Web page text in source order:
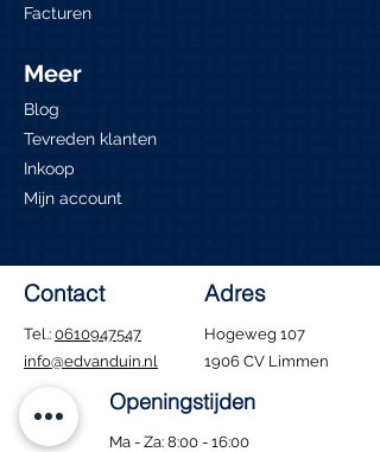
Facturen
Meer
Blog
Tevreden klanten
Inkoop
Mijn account
Contact
Tel.: 0610947547
info@edvanduin.nl
Adres
Hogeweg 107
1906 CV Limmen
Openingstijden
Ma - Za: 8:00 - 16:00